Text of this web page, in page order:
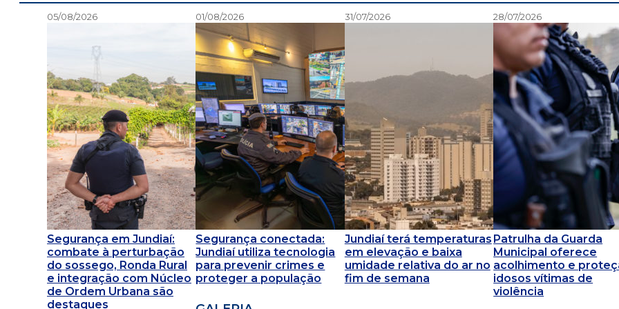
05/08/2026
Segurança em Jundiaí:
combate à perturbação
do sossego, Ronda Rural
e integração com Núcleo
de Ordem Urbana são
destaques
01/08/2026
Segurança conectada:
Jundiaí utiliza tecnologia
para prevenir crimes e
proteger a população
31/07/2026
Jundiaí terá temperaturas
em elevação e baixa
umidade relativa do ar no
fim de semana
28/07/2026
Patrulha da Guarda
Municipal oferece
acolhimento e
idosos vítimas de
violência